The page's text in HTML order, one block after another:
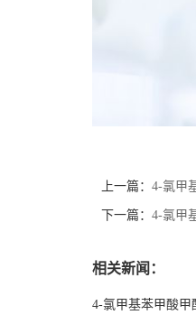
上一篇： 4-氯甲
下一篇： 4-氯甲
相关新闻：
4-氯甲基苯甲酸甲